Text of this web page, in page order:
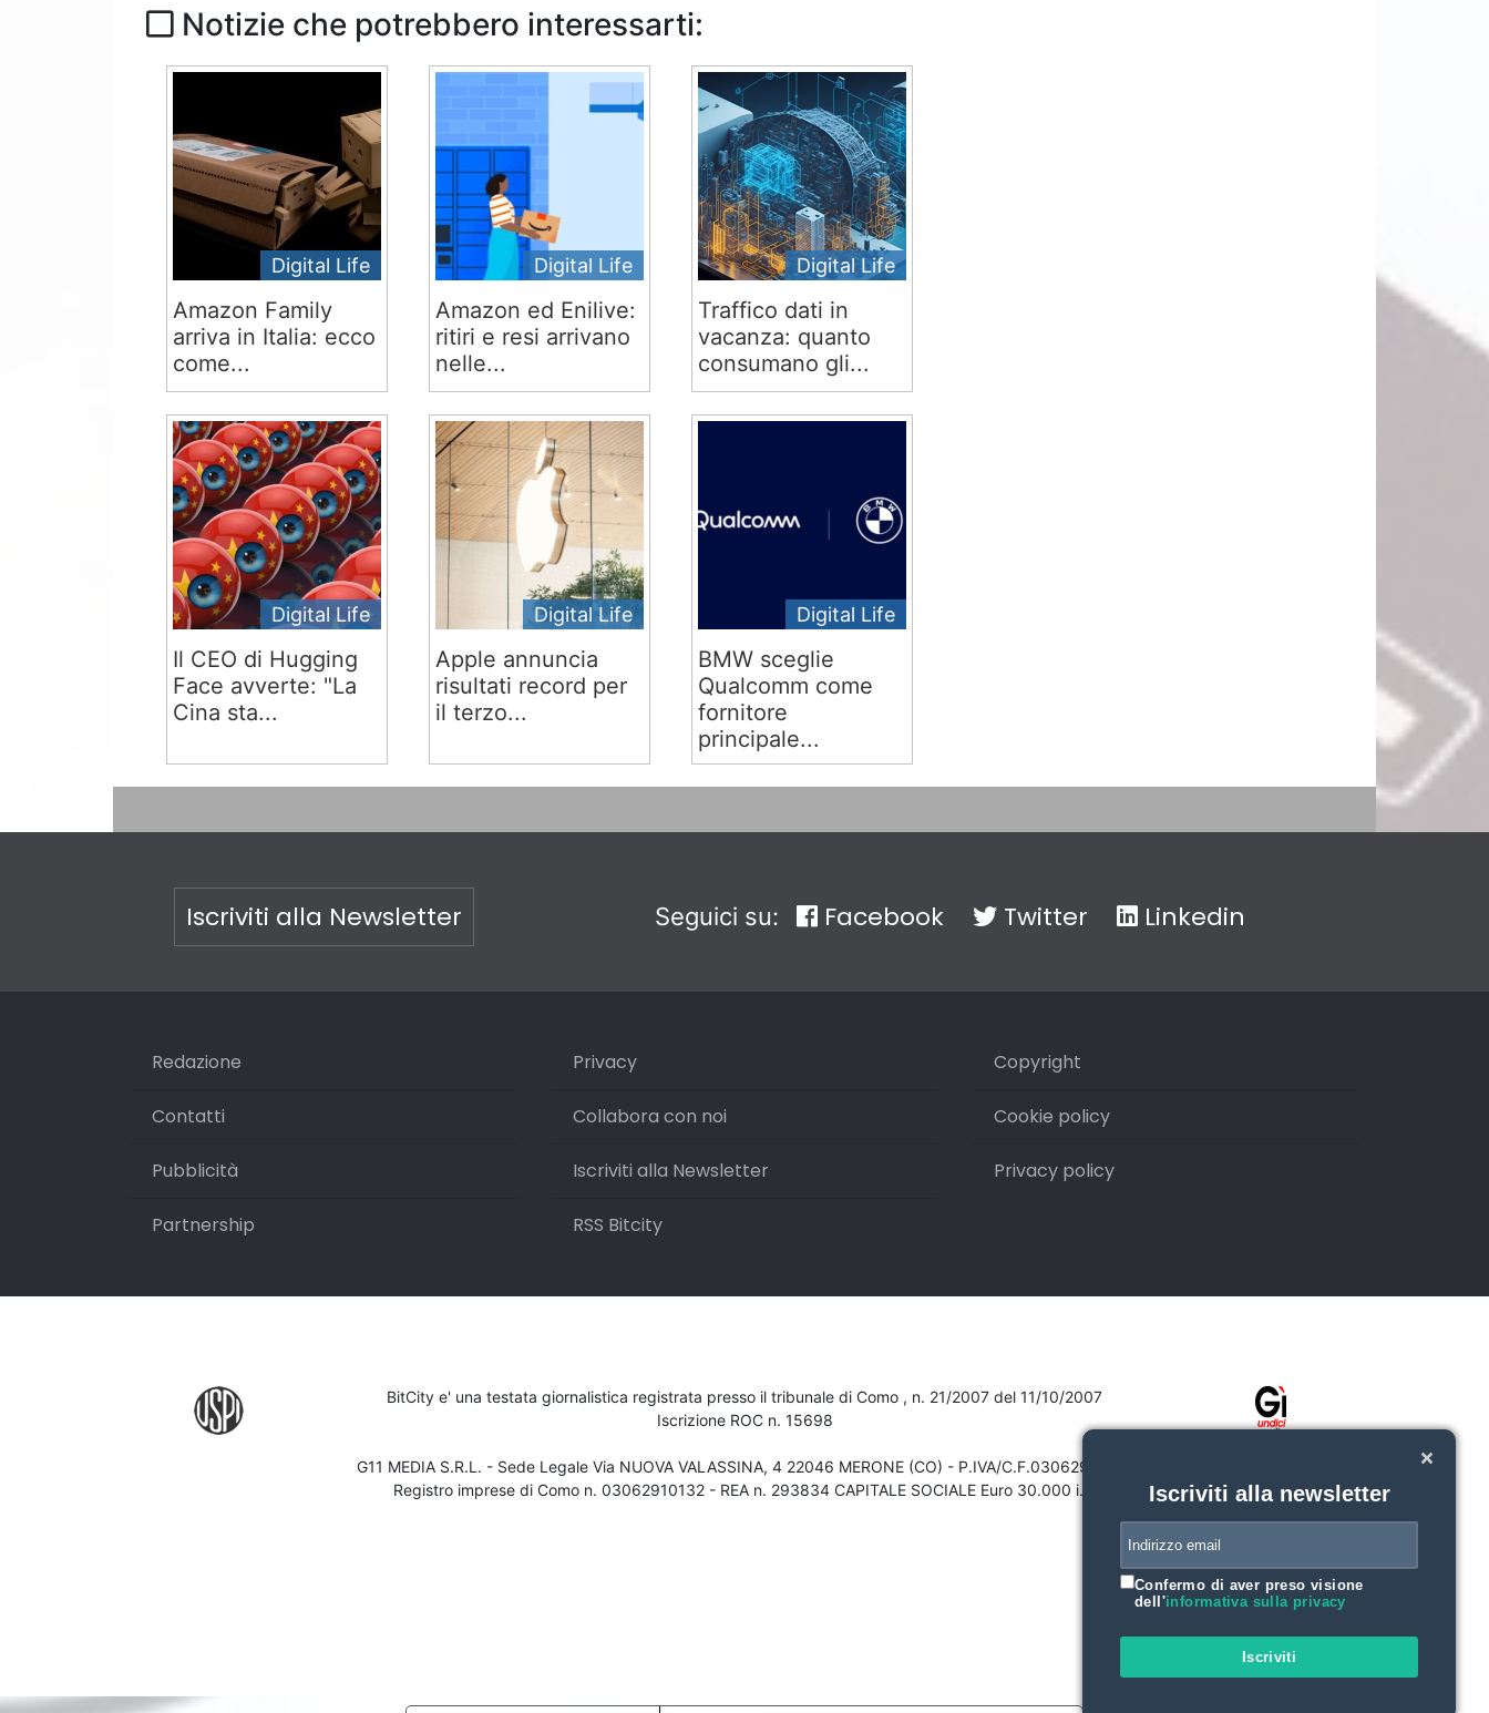
Notizie che potrebbero interessarti:
Digital Life
Amazon Family
arriva in Italia: ecco
come...
Digital Life
Amazon ed Enilive:
ritiri e resi arrivano
nelle...
Digital Life
Traffico dati in
vacanza: quanto
consumano gli...
Digital Life
Il CEO di Hugging
Face avverte: "La
Cina sta...
Digital Life
Apple annuncia
risultati record per
il terzo...
Digital Life
BMW sceglie
Qualcomm come
fornitore
principale...
Iscriviti alla Newsletter Seguici su: Facebook Twitter Linkedin
Redazione
Contatti
Pubblicità
Partnership
Privacy
Collabora con noi
Iscriviti alla Newsletter
RSS Bitcity
Copyright
Cookie policy
Privacy policy
BitCity e' una testata giornalistica registrata presso il tribunale di Como , n. 21/2007 del 11/10/2007
Iscrizione ROC n. 15698
G11 MEDIA S.R.L. - Sede Legale Via NUOVA VALASSINA, 4 22046 MERONE (CO) - P.IVA/C.F.03062910132
Registro imprese di Como n. 03062910132 - REA n. 293834 CAPITALE SOCIALE Euro 30.000 i.v.
Iscriviti alla newsletter
Confermo di aver preso visione
dell'informativa sulla privacy
Iscriviti